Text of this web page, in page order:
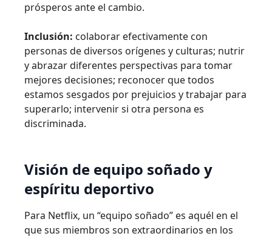
prósperos ante el cambio.
Inclusión: colaborar efectivamente con
personas de diversos orígenes y culturas; nutrir
y abrazar diferentes perspectivas para tomar
mejores decisiones; reconocer que todos
estamos sesgados por prejuicios y trabajar para
superarlo; intervenir si otra persona es
discriminada.
Visión de equipo soñado y
espíritu deportivo
Para Netflix, un “equipo soñado” es aquél en el
que sus miembros son extraordinarios en los